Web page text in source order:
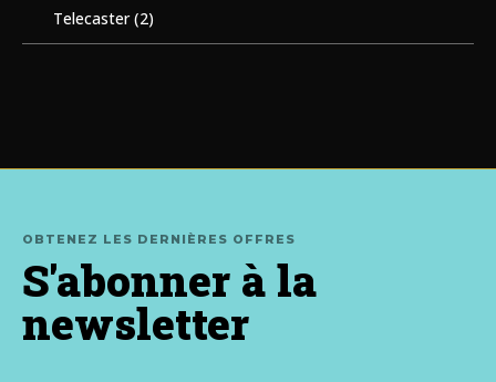
Telecaster (2)
OBTENEZ LES DERNIÈRES OFFRES
S'abonner à la
newsletter